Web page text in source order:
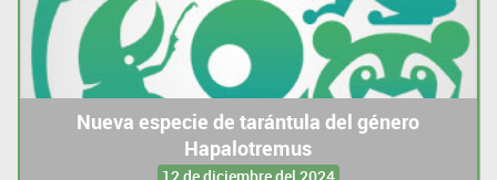
Nueva especie de tarántula del género
Hapalotremus